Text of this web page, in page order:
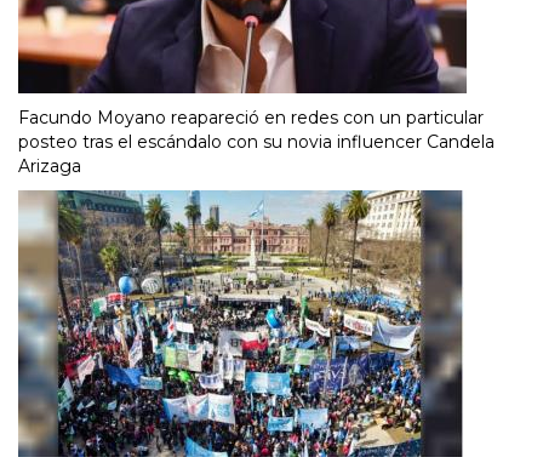
Facundo Moyano reapareció en redes con un particular
posteo tras el escándalo con su novia influencer Candela
Arizaga